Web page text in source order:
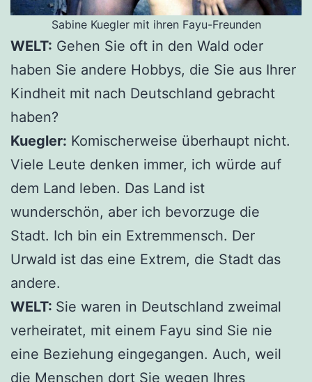
Sabine Kuegler mit ihren Fayu-Freunden
WELT: Gehen Sie oft in den Wald oder
haben Sie andere Hobbys, die Sie aus Ihrer
Kindheit mit nach Deutschland gebracht
haben?
Kuegler: Komischerweise überhaupt nicht.
Viele Leute denken immer, ich würde auf
dem Land leben. Das Land ist
wunderschön, aber ich bevorzuge die
Stadt. Ich bin ein Extremmensch. Der
Urwald ist das eine Extrem, die Stadt das
andere.
WELT: Sie waren in Deutschland zweimal
verheiratet, mit einem Fayu sind Sie nie
eine Beziehung eingegangen. Auch, weil
die Menschen dort Sie wegen Ihres